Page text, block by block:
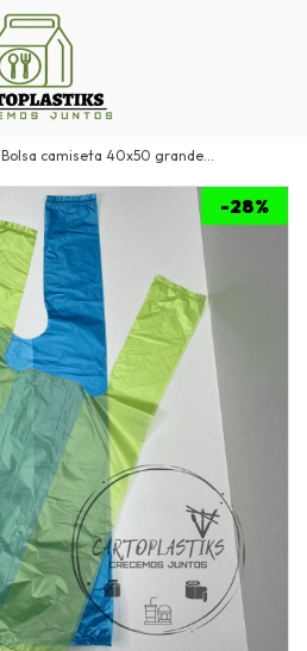
Bolsa camiseta 40x50 grande 100un
-28%